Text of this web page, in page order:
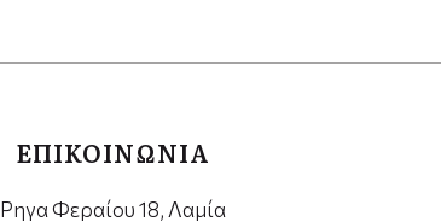
ΕΠΙΚΟΙΝΩΝΙΑ
Ρηγα Φεραίου 18, Λαμία